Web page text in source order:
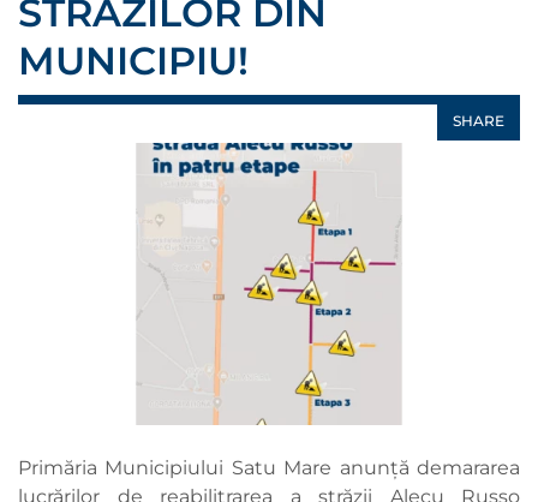
STRĂZILOR DIN
MUNICIPIU!
SHARE
Primăria Municipiului Satu Mare anunță demararea
lucrărilor de reabilitrarea a străzii Alecu Russo